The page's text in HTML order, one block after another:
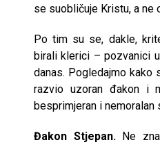
se suobličuje Kristu, a ne
Po tim su se, dakle,
birali klerici – pozvanici
danas. Pogledajmo kako
razvio uzoran đakon i
besprimjeran i nemoralan
Đakon Stjepan. Ne